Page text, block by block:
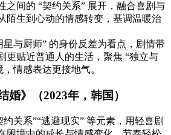
之间的 “契约关系” 展开，融合喜剧与
陌生到心动的情感转变，基调温暖治
星与厨师” 的身份反差为看点，剧情带
更贴近普通人的生活，聚焦 “独立与
情感表达更接地气。
婚》（2023年，韩国）
约关系”“逃避现实” 等元素，用轻喜剧